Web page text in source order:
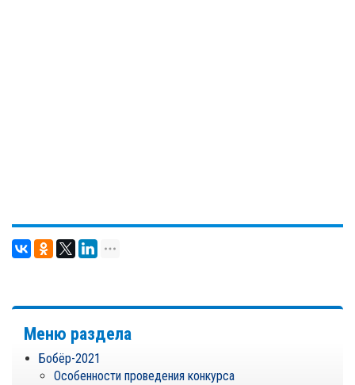
Меню раздела
Бобёр-2021
Особенности проведения конкурса